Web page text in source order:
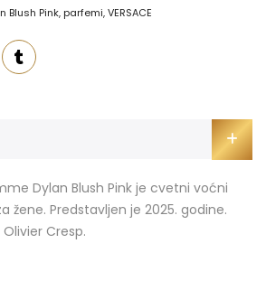
Blush Pink, parfemi,VERSACE
Dylan Blush Pink je cvetni voćni
žene. Predstavljen je 2025. godine.
Cresp.